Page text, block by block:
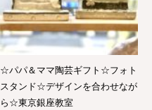
☆パパ＆ママ陶芸ギフト☆フォト
スタンド☆デザインを合わせなが
ら☆東京銀座教室